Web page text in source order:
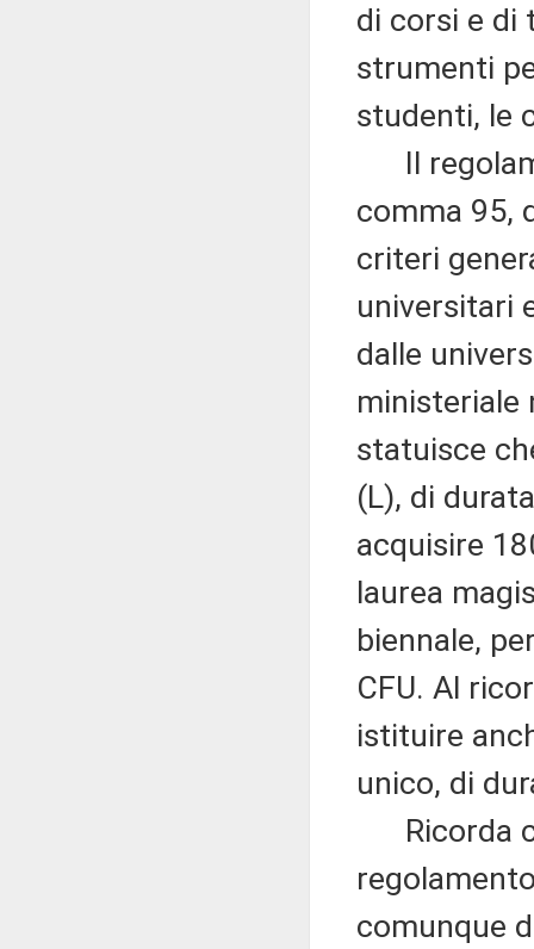
di corsi e di
strumenti
studenti, le
Il
comma 95,
criteri
universitari
dalle
ministeriale
statuisce
(L), di
acquisire
laurea
biennale,
CFU. Al
istituire
unico, di
Ricorda
comunque